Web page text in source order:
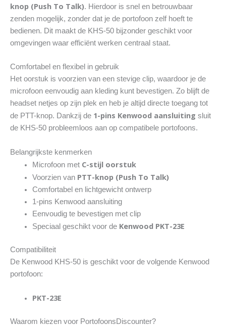
knop (Push To Talk). Hierdoor is snel en betrouwbaar
zenden mogelijk, zonder dat je de portofoon zelf hoeft te
bedienen. Dit maakt de KHS-50 bijzonder geschikt voor
omgevingen waar efficiënt werken centraal staat.
Comfortabel en flexibel in gebruik
Het oorstuk is voorzien van een stevige clip, waardoor je de
microfoon eenvoudig aan kleding kunt bevestigen. Zo blijft de
headset netjes op zijn plek en heb je altijd directe toegang tot
de PTT-knop. Dankzij de 1-pins Kenwood aansluiting sluit
de KHS-50 probleemloos aan op compatibele portofoons.
Belangrijkste kenmerken
Microfoon met C-stijl oorstuk
Voorzien van PTT-knop (Push To Talk)
Comfortabel en lichtgewicht ontwerp
1-pins Kenwood aansluiting
Eenvoudig te bevestigen met clip
Speciaal geschikt voor de Kenwood PKT-23E
Compatibiliteit
De Kenwood KHS-50 is geschikt voor de volgende Kenwood
portofoon:
PKT-23E
Waarom kiezen voor PortofoonsDiscounter?